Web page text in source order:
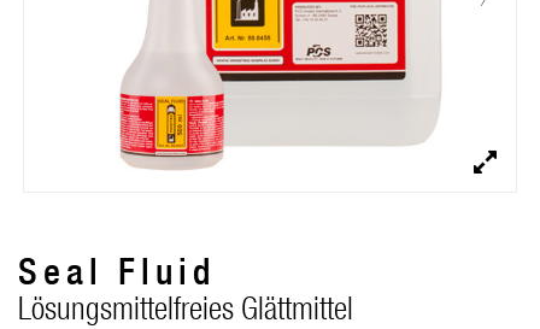
Seal Fluid
Lösungsmittelfreies Glättmittel